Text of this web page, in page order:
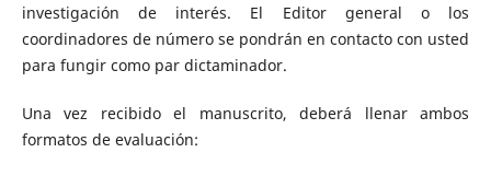
investigación de interés. El Editor general o los
coordinadores de número se pondrán en contacto con usted
para fungir como par dictaminador.
Una vez recibido el manuscrito, deberá llenar ambos
formatos de evaluación: